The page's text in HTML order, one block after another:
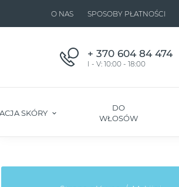
O NAS SPOSOBY PŁATNOŚCI
+ 370 604 84 474
I - V: 10:00 - 18:00
SKÓRY
DO
WŁOSÓW